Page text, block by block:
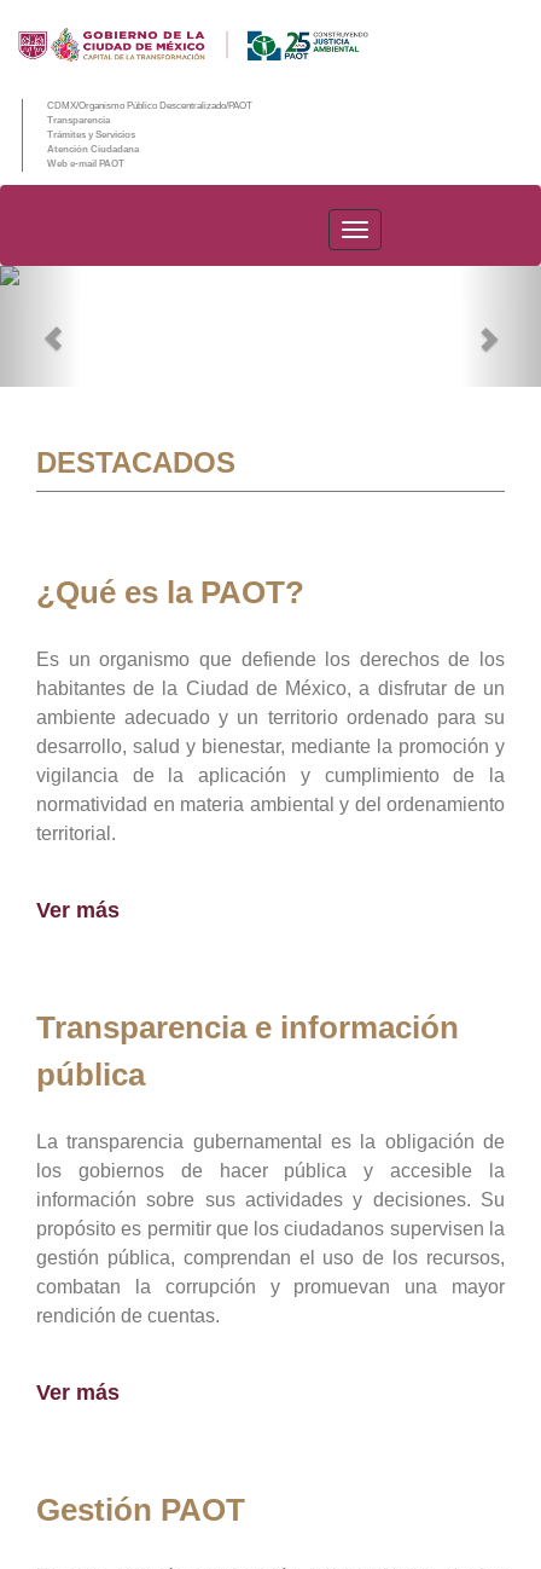
CDMX/Organismo Público Descentralizado/PAOT
Transparencia
Trámites y Servicios
Atención Ciudadana
Web e-mail PAOT
PAOT
DESTACADOS
¿Qué es la PAOT?
Es un organismo que defiende los derechos de los
habitantes de la Ciudad de México, a disfrutar de un
ambiente adecuado y un territorio ordenado para su
desarrollo, salud y bienestar, mediante la promoción y
vigilancia de la aplicación y cumplimiento de la
normatividad en materia ambiental y del ordenamiento
territorial.
Ver más
Transparencia e información
pública
La transparencia gubernamental es la obligación de
los gobiernos de hacer pública y accesible la
información sobre sus actividades y decisiones. Su
propósito es permitir que los ciudadanos supervisen la
gestión pública, comprendan el uso de los recursos,
combatan la corrupción y promuevan una mayor
rendición de cuentas.
Ver más
Gestión PAOT